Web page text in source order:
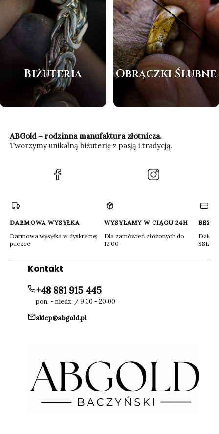
Biżuteria Obrączki Ślubne
ABGold – rodzinna manufaktura złotnicza.
Tworzymy unikalną biżuterię z pasją i tradycją.
(Otwiera
się
DARMOWA WYSYŁKA
Darmowa wysyłka w dyskretnej
paczce
WYSYŁAMY W CIĄGU 24H
Dla zamówień złożonych do
12:00
Dzięki
SSL
Kontakt
+48 881 915 445
pon. - niedz. / 9:30 - 20:00
sklep@abgold.pl